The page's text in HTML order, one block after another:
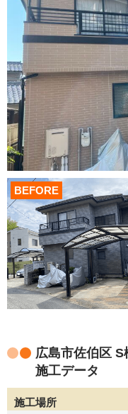
BEFORE
広島市佐伯区
施工データ
施工場所